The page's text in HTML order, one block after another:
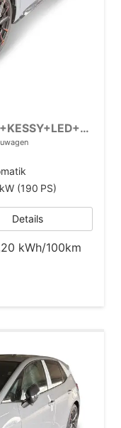
FÖRDERFÄHIG+ACC+KAMERA+KESSY+LED+19" ALU+KLIMA+FULL LINK
(190 PS)
Details
kWh/100km